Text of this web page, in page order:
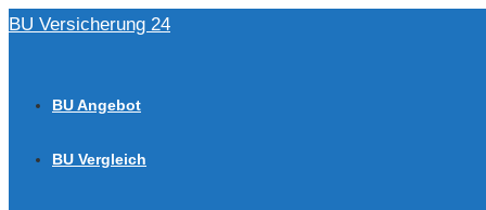
Zum
BU Versicherung 24
BU Angebot
BU Vergleich